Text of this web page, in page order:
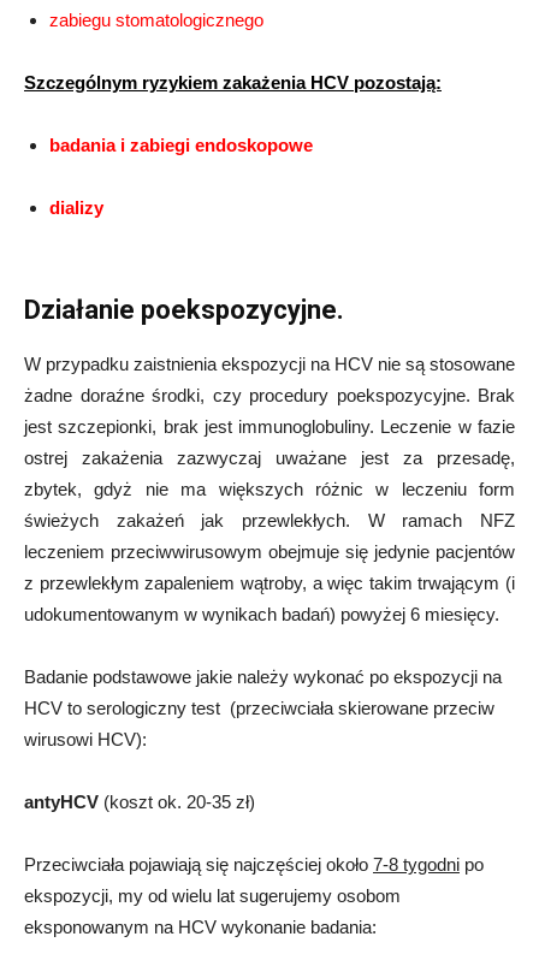
zabiegu stomatologicznego
Szczególnym ryzykiem zakażenia HCV pozostają:
badania i zabiegi endoskopowe
dializy
Działanie poekspozycyjne.
W przypadku zaistnienia ekspozycji na HCV nie są stosowane
żadne doraźne środki, czy procedury poekspozycyjne. Brak
jest szczepionki, brak jest immunoglobuliny. Leczenie w fazie
ostrej zakażenia zazwyczaj uważane jest za przesadę,
zbytek, gdyż nie ma większych różnic w leczeniu form
świeżych zakażeń jak przewlekłych. W ramach NFZ
leczeniem przeciwwirusowym obejmuje się jedynie pacjentów
z przewlekłym zapaleniem wątroby, a więc takim trwającym (i
udokumentowanym w wynikach badań) powyżej 6 miesięcy.
Badanie podstawowe jakie należy wykonać po ekspozycji na
HCV to serologiczny test (przeciwciała skierowane przeciw
wirusowi HCV):
antyHCV (koszt ok. 20-35 zł)
Przeciwciała pojawiają się najczęściej około 7-8 tygodni po
ekspozycji, my od wielu lat sugerujemy osobom
eksponowanym na HCV wykonanie badania: